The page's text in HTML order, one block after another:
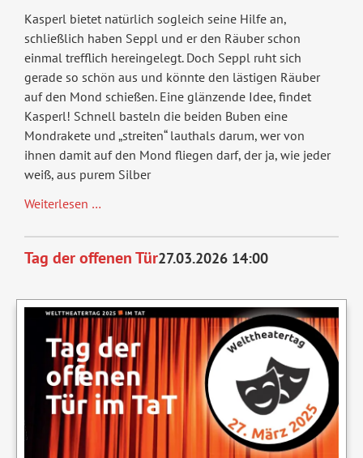
Kasperl bietet natürlich sogleich seine Hilfe an,
schließlich haben Seppl und er den Räuber schon
einmal trefflich hereingelegt. Doch Seppl ruht sich
gerade so schön aus und könnte den lästigen Räuber
auf den Mond schießen. Eine glänzende Idee, findet
Kasperl! Schnell basteln die beiden Buben eine
Mondrakete und „streiten“ lauthals darum, wer von
ihnen damit auf den Mond fliegen darf, der ja, wie jeder
weiß, aus purem Silber
Weiterlesen …Der
Hotzenplotz
und
Mondrakete
Tag der offenen Tür27.03.2026 14:00